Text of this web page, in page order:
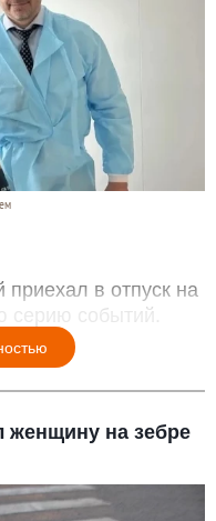
в отпуск на
событий.
женщину на зебре